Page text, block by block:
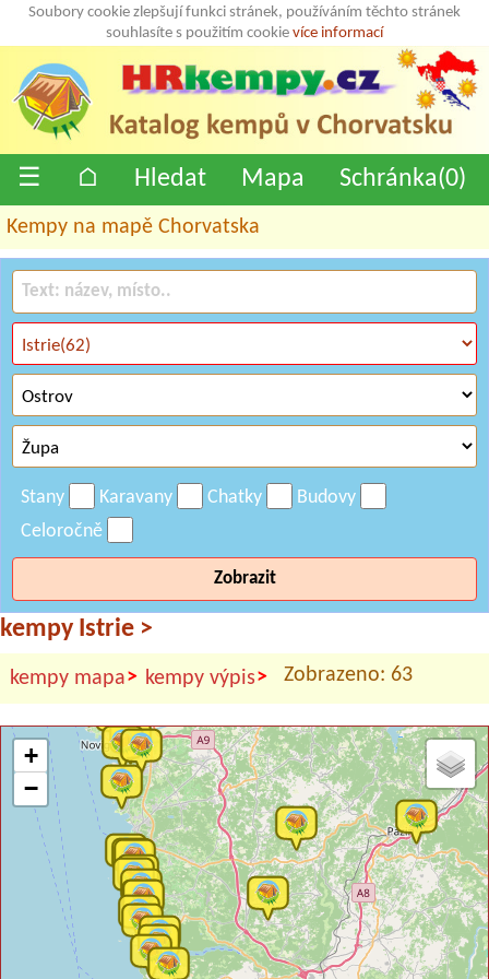
Soubory cookie zlepšují funkci stránek, používáním těchto stránek
souhlasíte s použitím cookie více informací
☰ ⌂ Hledat Mapa Schránka(0)
Kempy na mapě Chorvatska
Stany Karavany Chatky
Budovy
Celoročně
Zobrazit
kempy Istrie >
kempy mapa> kempy výpis> Zobrazeno: 63
+
−